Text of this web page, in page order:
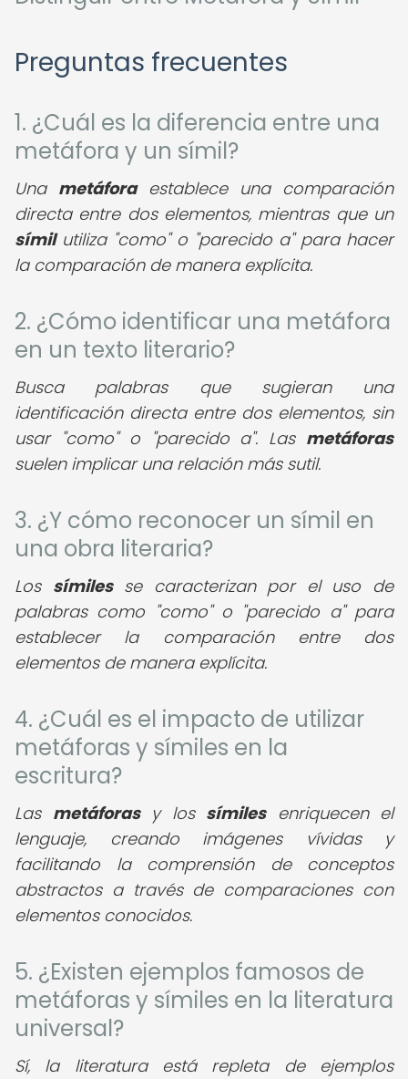
Preguntas frecuentes
1. ¿Cuál es la diferencia entre una
metáfora y un símil?
Una metáforaestablece una comparación
directa entre dos elementos, mientras que un
símilutiliza "como" o "parecido a" para hacer
la comparación de manera explícita.
2. ¿Cómo identificar una metáfora
en un texto literario?
Busca palabras que sugieran una
identificación directa entre dos elementos, sin
usar "como" o "parecido a". Las metáforas
suelen implicar una relación más sutil.
3. ¿Y cómo reconocer un símil en
una obra literaria?
Los símilesse caracterizan por el uso de
palabras como "como" o "parecido a" para
establecer la comparación entre dos
elementos de manera explícita.
4. ¿Cuál es el impacto de utilizar
metáforas y símiles en la
escritura?
Las metáforasy los símilesenriquecen el
lenguaje, creando imágenes vívidas y
facilitando la comprensión de conceptos
abstractos a través de comparaciones con
elementos conocidos.
5. ¿Existen ejemplos famosos de
metáforas y símiles en la literatura
universal?
Sí, la literatura está repleta de ejemplos